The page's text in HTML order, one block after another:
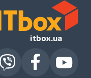
itbox.ua